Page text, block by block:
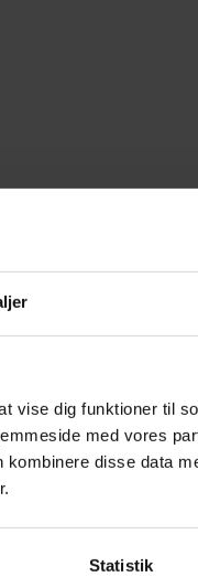
vise dig funktioner til
med vores
disse data
Statistik